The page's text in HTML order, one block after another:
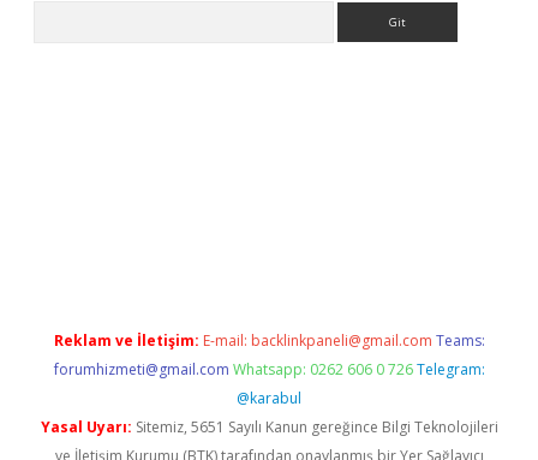
Reklam ve İletişim: E-mail: backlinkpaneli@gmail.com Teams:
forumhizmeti@gmail.com Whatsapp: 0262 606 0 726 Telegram:
@karabul
Yasal Uyarı: Sitemiz, 5651 Sayılı Kanun gereğince Bilgi Teknolojileri
ve İletişim Kurumu (BTK) tarafından onaylanmış bir Yer Sağlayıcı